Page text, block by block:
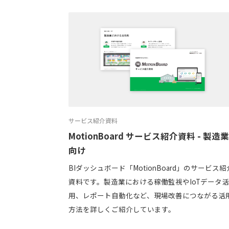
サービス紹介資料
MotionBoard サービス紹介資料 - 製造業
向け
BIダッシュボード「MotionBoard」のサービス紹
資料です。製造業における稼働監視やIoTデータ活
用、レポート自動化など、現場改善につながる活
方法を詳しくご紹介しています。